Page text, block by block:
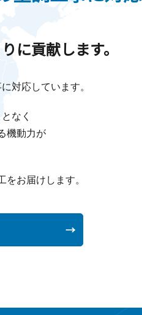
に貢献します。
対応しています。
なく
機動力が
お届けします。